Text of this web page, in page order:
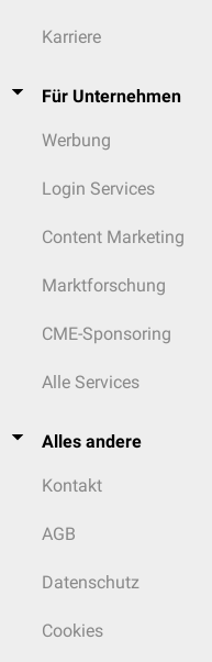
Karriere
Für Unternehmen
Werbung
Login Services
Content Marketing
Marktforschung
CME-Sponsoring
Alle Services
Alles andere
Kontakt
AGB
Datenschutz
Cookies